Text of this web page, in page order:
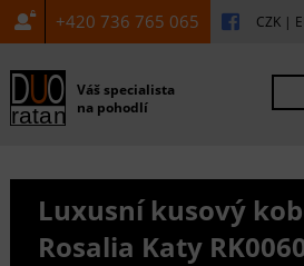
+420 736 765 065 CZK |
Váš specialista
na pohodlí
Luxusní kusový
Rosalia Katy